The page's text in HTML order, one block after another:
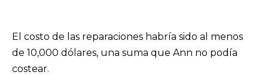
El costo de las reparaciones habría sido al menos
de 10,000 dólares, una suma que Ann no podía
costear.